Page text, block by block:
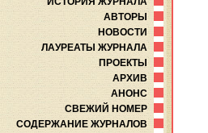
АВТОРЫ
НОВОСТИ
ЛАУРЕАТЫ ЖУРНАЛА
ПРОЕКТЫ
АРХИВ
АНОНС
СВЕЖИЙ НОМЕР
СОДЕРЖАНИЕ ЖУРНАЛОВ